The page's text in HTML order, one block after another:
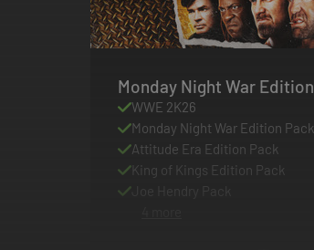
Monday Night War Edition
WWE 2K26
Monday Night War Edition Pack
Attitude Era Edition Pack
King of Kings Edition Pack